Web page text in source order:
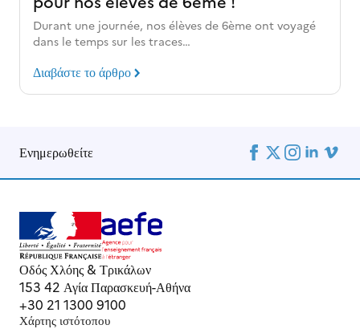
Durant une journée, nos élèves de 6ème ont voyagé
dans le temps sur les traces…
Διαβάστε το άρθρο
Ενημερωθείτε
Οδός Χλόης & Τρικάλων
153 42 Αγία Παρασκευή-Αθήνα
+30 21 1300 9100
Χάρτης ιστότοπου